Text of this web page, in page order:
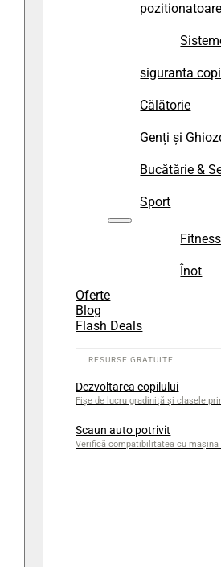
siguranta
Călătorie
Genți și
Bucătărie &
Sport
Fitness
Înot
Oferte
Blog
Flash Deals
Dezvoltarea copilului
Fișe de lucru gradiniță și clasele
Scaun auto potrivit
Verifică compatibilitatea cu mașina